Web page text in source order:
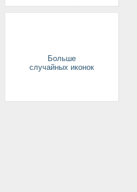
Больше
случайных иконок